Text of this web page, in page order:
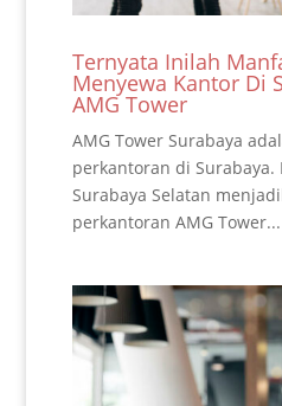
Ternyata Inilah
Menyewa Kantor Di
AMG Tower
AMG Tower Surabaya
perkantoran di Surabaya.
Surabaya Selatan
perkantoran AMG Tower...